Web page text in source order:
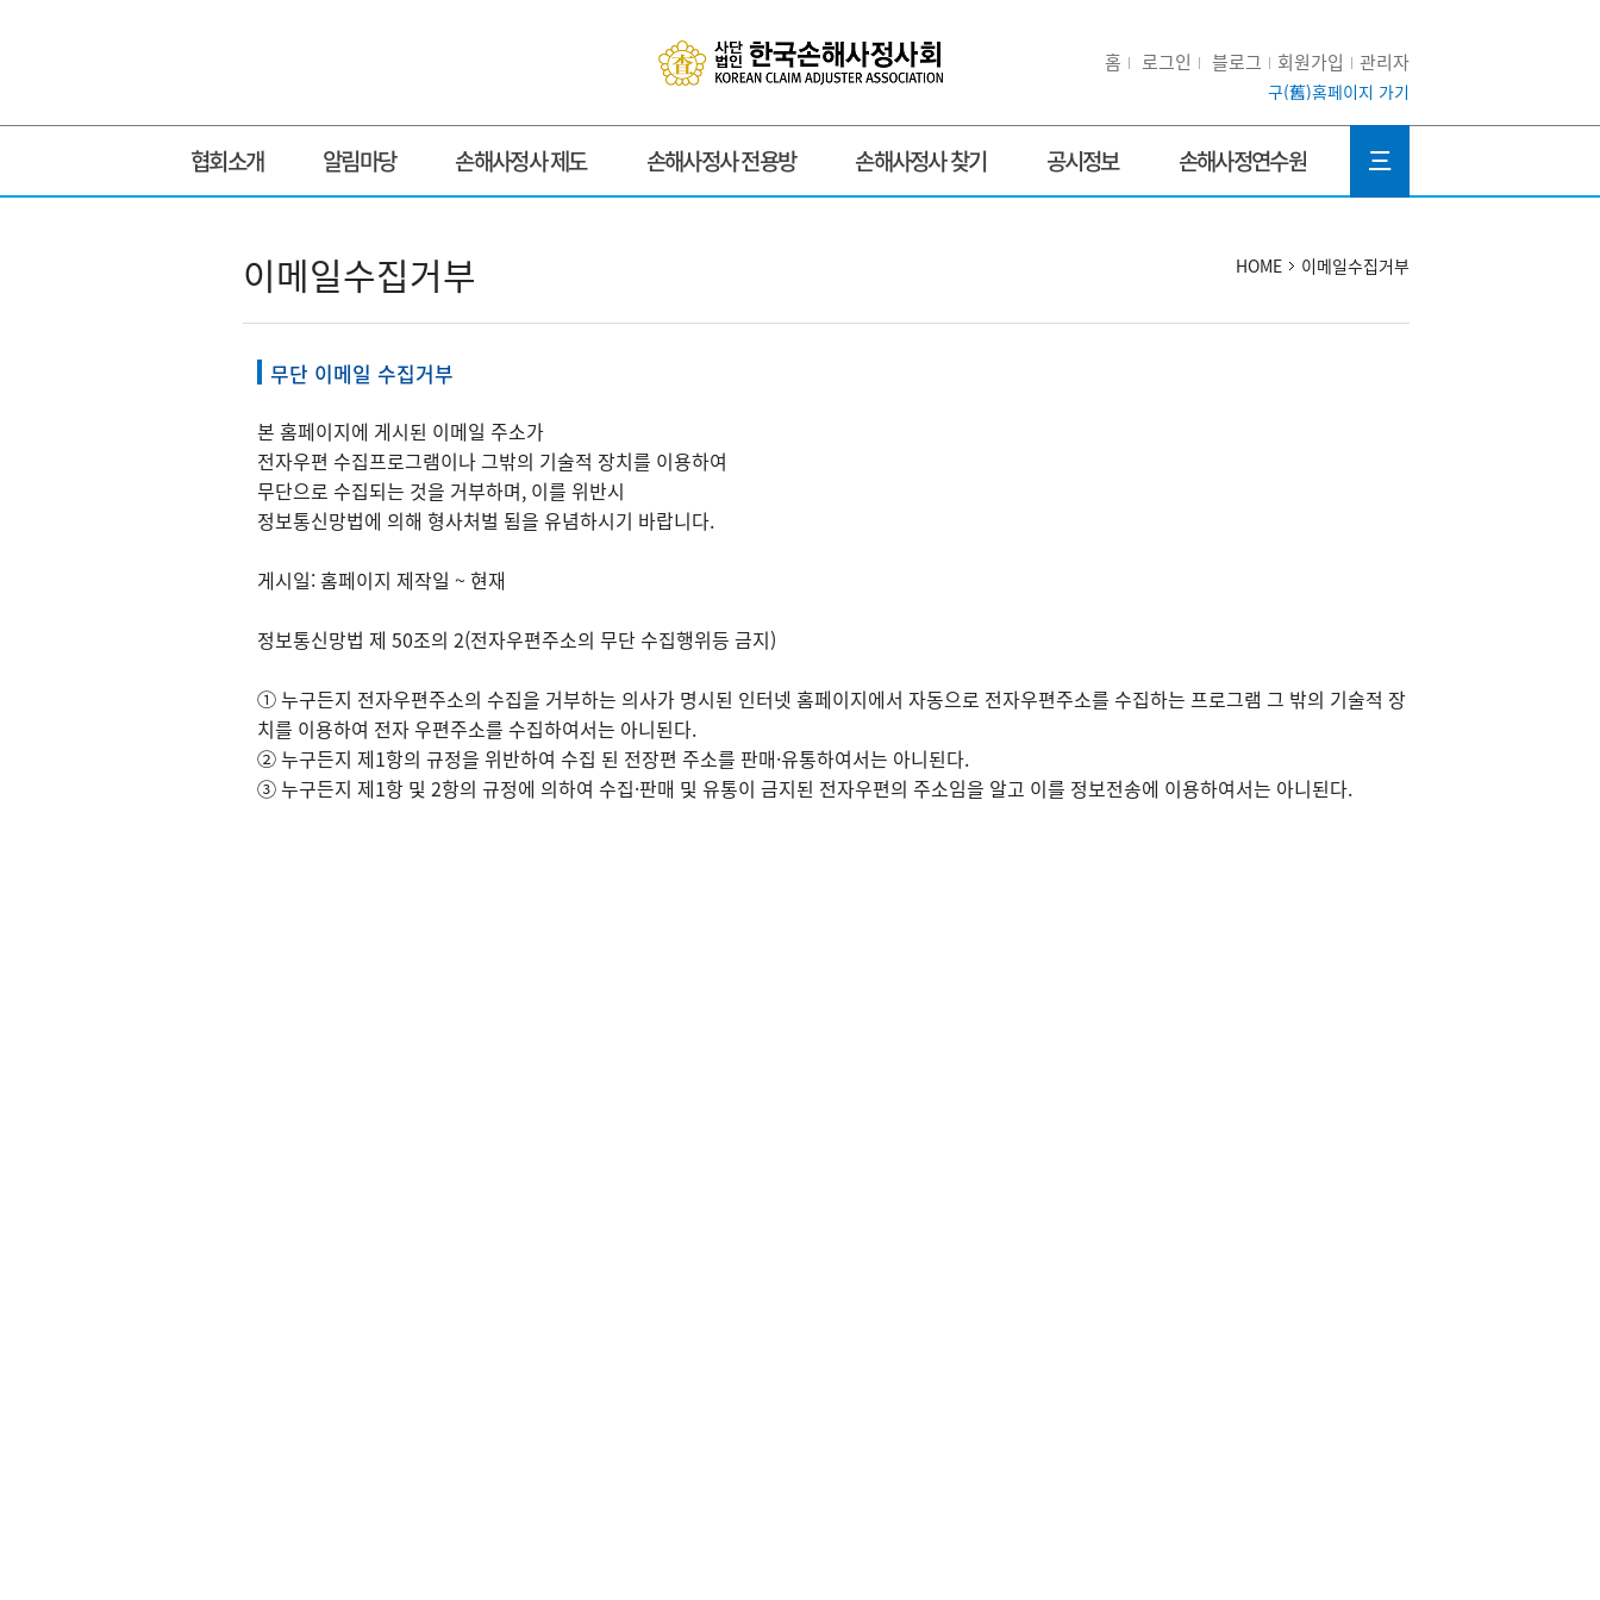
홈 로그인 블로그 회원가입 관리자
구(舊)홈페이지 가기
협회소개 알림마당 손해사정사 제도 손해사정사 전용방 손해사정사 찾기 공시정보 손해사정연수원 三
이메일수집거부 HOME 이메일수집거부
무단 이메일 수집거부
본 홈페이지에 게시된 이메일 주소가
전자우편 수집프로그램이나 그밖의 기술적 장치를 이용하여
무단으로 수집되는 것을 거부하며, 이를 위반시
정보통신망법에 의해 형사처벌 됨을 유념하시기 바랍니다.
게시일: 홈페이지 제작일 ~ 현재
정보통신망법 제 50조의 2(전자우편주소의 무단 수집행위등 금지)
① 누구든지 전자우편주소의 수집을 거부하는 의사가 명시된 인터넷 홈페이지에서 자동으로 전자우편주소를 수집하는 프로그램 그 밖의 기술적 장
치를 이용하여 전자 우편주소를 수집하여서는 아니된다.
② 누구든지 제1항의 규정을 위반하여 수집 된 전장편 주소를 판매·유통하여서는 아니된다.
③ 누구든지 제1항 및 2항의 규정에 의하여 수집·판매 및 유통이 금지된 전자우편의 주소임을 알고 이를 정보전송에 이용하여서는 아니된다.